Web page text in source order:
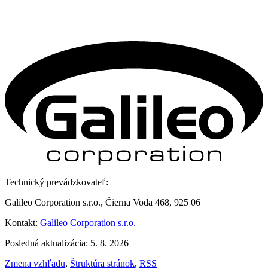
Technický prevádzkovateľ:
Galileo Corporation s.r.o., Čierna Voda 468, 925 06
Kontakt: Galileo Corporation s.r.o.
Posledná aktualizácia: 5. 8. 2026
Zmena vzhľadu, Štruktúra stránok, RSS